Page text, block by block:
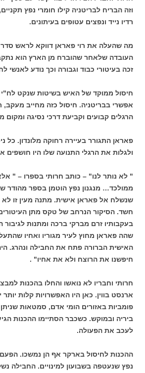
וזה הבריח לבריטניה קילו חומרי נפץ
רדיו נייד ונפצים עטופים בעיתונים.
מה שהעלה את רוי פאראן דווקא לראש סדר
העובדה שלאחר שהוברח מן הארץ הוא
זכה בעיטורי כבוד וגבורה וכך נודע לאנשי
חיסול ממוקד של האיש בשיטות שנקט
אפשרי בבריטניה. חיסול כזה מחייב מעקב,
הרגלים קבועים וקביעת דרכי נסיגה ומקום
פאראן התגורר בעיירה רחוקה מלונדון. כל
ולגלות את הרגלי התנועה שלו היו חושפים
" לא נותר לנו" – כותב חרותי בספרו – "
ממולכד… מנגנון נפץ הוטמן בספר מהודר
שנשלח אל פאראן אישית. מתנה מעין זו לא
חשד. הסיקור הנרחב של טקס מתן
בעקבותיו זרם מברקי ברכה ומתנות
שהה פאראן מחוץ לעיר מגוריו ואחיו
האישית הברורה פתח את החבילה ונהרג.
חיפשנו את הרוצח ולא את אחיו" .
חרותי וחבריו לא נואשו והחלו בהכנות
ארנסט בווין. כאן היו האפשרויות קלות
פומביות באזורים הומי אדם, סמטאות
ביריה ובמוקש. כשכבר הסתיימו ההכנות
לעכב את הפעולה.
ההכנות לחיסול בארקר אף הן נמשכו.
נפץ שנעטפה בשבועון למינויים. החבילה